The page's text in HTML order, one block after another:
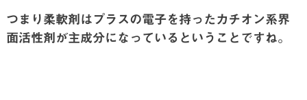
つまり柔軟剤はプラスの電子を持ったカチオン系界
面活性剤が主成分になっているということですね。